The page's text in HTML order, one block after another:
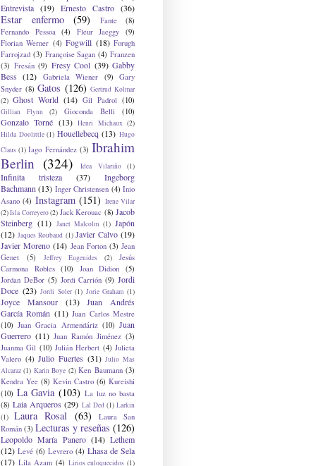
Entrevista (19) Ernesto Castro (36)
Estar enfermo (59) Fante
(8)
Fernando Pessoa
(4) Fleur Jaeggy
(9)
Florian Werner (4) Fogwill (18) Forugh
Farrojzad (3) Françoise Sagan (4) Franzen
(3) Fresán (9) Fresy Cool (39) Gabby
Bess (12) Gabriela Wiener (9)
Gary
Snyder (8) Gatos (126) Gertrud Kolmar
(2) Ghost World (14) Gil Padrol (10)
Gillian Flynn (2) Gioconda Belli (10)
Gonzalo Torné (13) Henri Michaux (2)
Hilda Doolittle (1) Houellebecq (13) Hugo
Claus (1) Iago Fernández (3) Ibrahim
Berlin (324) Idea Vilariño (1)
Infinita tristeza (37)
Ingeborg
Bachmann (13) Inger Christensen (4) Inio
Asano (4) Instagram (151) Irene Vilar
(2)Isla Correyero(2) Jack Kerouac (8) Jacob
Steinberg (11) Janet Malcolm (1) Japón
(12) Jaques Roubaud (1) Javier Calvo (19)
Javier Moreno (14) Jean Forton (3) Jean
Genet
(5) Jeffrey Eugenides (2)
Jesús
Carmona Robles
(10) Joan Didion
(5)
Jordan DeBor (5) Jordi Carrión (9) Jordi
Doce (23) Jordi Soler (1) Jorie Graham (1)
Joyce Mansour (13)
Juan Andrés
García Román (11) Juan Carlos Mestre
(10) Juan Gracia Armendáriz (10) Juan
Guerrero (11) Juan Ramón Jiménez (3)
Juanma Gil (10) Julián Herbert (4) Julieta
Valero (4) Julio Fuertes (31) Julio Mas
Alcaraz (1) Karin Boye (2) Ken Baumann (3)
Kendra Yee (8) Kevin Castro (6) Kureishi
(10) La Gavia (103) La luz no basta
(8) Laia Arqueros (29) Lal Ded (1) Larkin
(1)
Laura Rosal (63)
Laura San
Román (3) Lecturas y reseñas (126)
Leopoldo María Panero (14) Lethem
(12) Levé (6) Levrero (4) Lhasa de Sela
(17) Lila Azam (4) Lirios enloquecidos (1)